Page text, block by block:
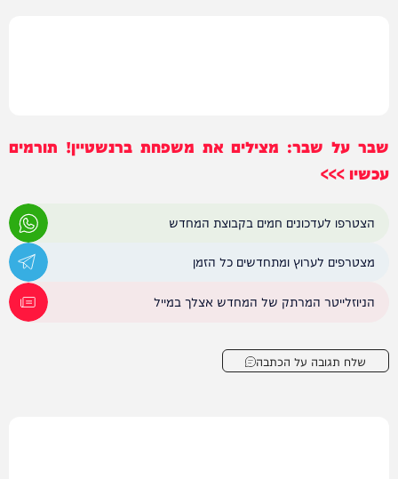
שבר על שבר: מצילים את משפחת ברנשטיין! תורמים
עכשיו >>>
הצטרפו לעדכונים חמים בקבוצת המחדש
מצטרפים לערוץ ומתחדשים כל הזמן
הניוזלייטר המרתק של המחדש אצלך במייל
שלח תגובה על הכתבה